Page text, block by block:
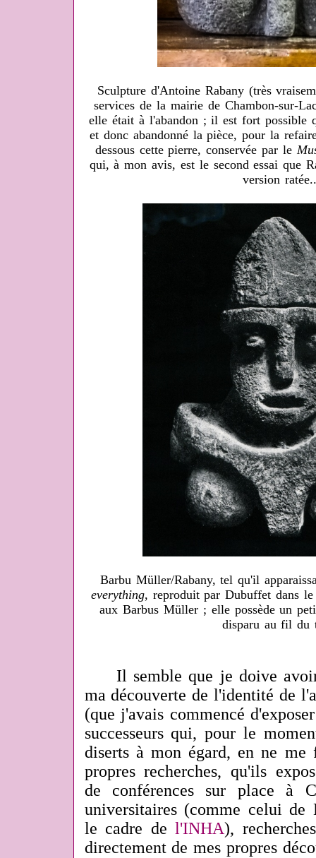
Sculpture d'Antoine Rabany (très
services de la mairie de Chambon-sur-
elle était à l'abandon ; il est fort possible
et donc abandonné la pièce, pour la
dessous cette pierre, conservée par le
qui, à mon avis, est le second essai que
version
Barbu Müller/Rabany, tel qu'il
everything, reproduit par Dubuffet dans
aux Barbus Müller ; elle possède un
disparu au fil du
Il semble que je doive avoir
ma découverte de l'identité de
(que j'avais commencé
successeurs qui, pour le
diserts à mon égard, en ne me
propres recherches, qu'ils
de conférences sur place à
universitaires (comme celui de
le cadre del'INHA),
directement de mes propres